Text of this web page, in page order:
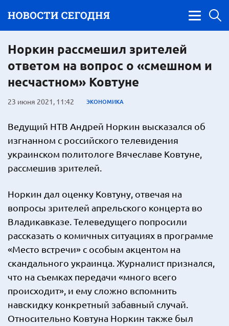
Норкин рассмешил зрителей
ответом на вопрос о «смешном и
несчастном» Ковтуне
23 июня 2021, 11:42 ЭКОНОМИКА
Ведущий НТВ Андрей Норкин высказался об
изгнанном с российского телевидения
украинском политологе Вячеславе Ковтуне,
рассмешив зрителей.
Норкин дал оценку Ковтуну, отвечая на
вопросы зрителей апрельского концерта во
Владикавказе. Телеведущего попросили
рассказать о комичных ситуациях в программе
«Место встречи» с особым акцентом на
скандального украинца. Журналист признался,
что на съемках передачи «много всего
происходит», и ему сложно вспомнить
навскидку конкретный забавный случай.
Относительно Ковтуна Норкин также был